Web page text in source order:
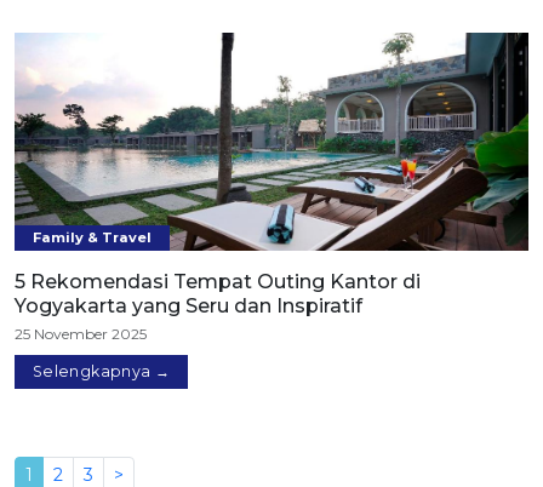
Family & Travel
5 Rekomendasi Tempat Outing Kantor di
Yogyakarta yang Seru dan Inspiratif
25 November 2025
Selengkapnya →
1 2 3 >